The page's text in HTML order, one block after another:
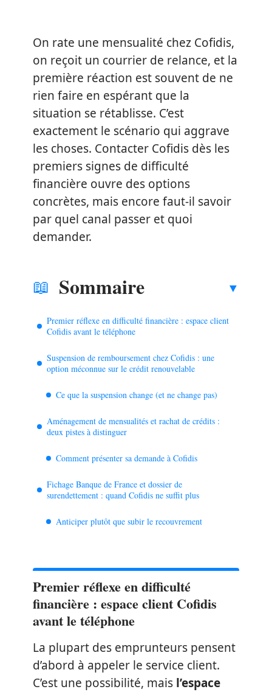
On rate une mensualité chez Cofidis,
on reçoit un courrier de relance, et la
première réaction est souvent de ne
rien faire en espérant que la
situation se rétablisse. C’est
exactement le scénario qui aggrave
les choses. Contacter Cofidis dès les
premiers signes de difficulté
financière ouvre des options
concrètes, mais encore faut-il savoir
par quel canal passer et quoi
demander.
Sommaire
Premier réflexe en difficulté financière : espace client
Cofidis avant le téléphone
Suspension de remboursement chez Cofidis : une
option méconnue sur le crédit renouvelable
Ce que la suspension change (et ne change pas)
Aménagement de mensualités et rachat de crédits :
deux pistes à distinguer
Comment présenter sa demande à Cofidis
Fichage Banque de France et dossier de
surendettement : quand Cofidis ne suffit plus
Anticiper plutôt que subir le recouvrement
Premier réflexe en difficulté
financière : espace client Cofidis
avant le téléphone
La plupart des emprunteurs pensent
d’abord à appeler le service client.
C’est une possibilité, mais l’espace